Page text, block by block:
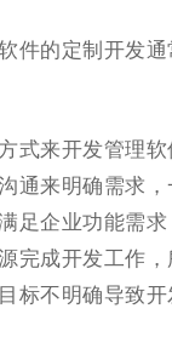
件的定制开发
式来开发管理
通来明确需求
足企业功能需
完成开发工作
标不明确导致开